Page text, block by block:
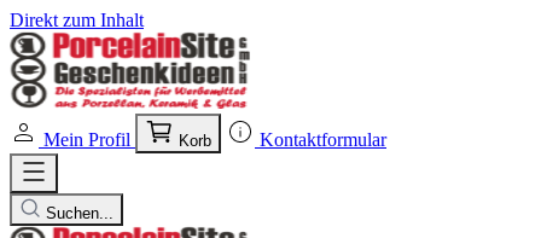
Direkt zum Inhalt
Mein Profil Korb Kontaktformular
Suchen...